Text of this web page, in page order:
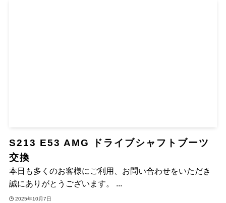
S213 E53 AMG ドライブシャフトブーツ
交換
本日も多くのお客様にご利用、お問い合わせをいただき
誠にありがとうございます。 ...
2025年10月7日